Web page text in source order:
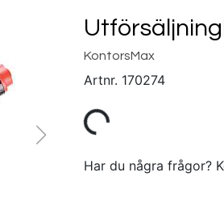
KontorsMax
Artnr. 170274
Har du några frågor?